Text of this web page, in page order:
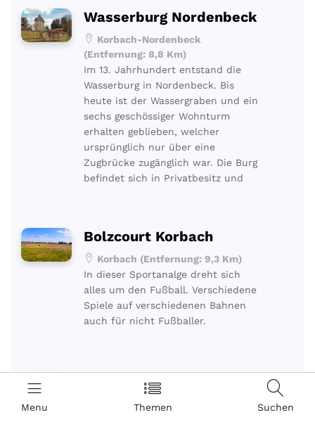
Menu Themen Suchen
Wasserburg Nordenbeck
Korbach-Nordenbeck
(Entfernung: 8,8 Km)
Im 13. Jahrhundert entstand die
Wasserburg in Nordenbeck. Bis
heute ist der Wassergraben und ein
sechs geschössiger Wohnturm
erhalten geblieben, welcher
ursprünglich nur über eine
Zugbrücke zugänglich war. Die Burg
befindet sich in Privatbesitz und
Bolzcourt Korbach
Korbach (Entfernung: 9,3 Km)
In dieser Sportanalge dreht sich
alles um den Fußball. Verschiedene
Spiele auf verschiedenen Bahnen
auch für nicht Fußballer.
Bangert engineering &
datentechnik GmbH